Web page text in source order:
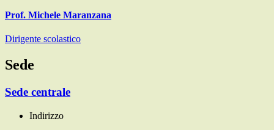
Prof. Michele Maranzana
Dirigente scolastico
Sede
Sede centrale
Indirizzo